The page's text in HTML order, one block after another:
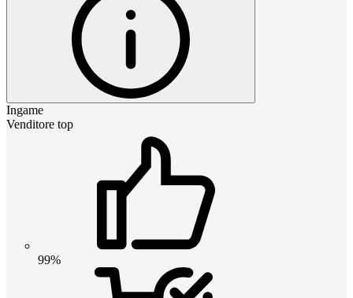
Ingame
Venditore top
99%